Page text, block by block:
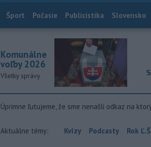
Index
Šport Počasie Publicistika Slovensko
Komunálne
voľby 2026
Všetky správy
Úprimne ľutujeme, že sme nenašli odkaz na
Aktuálne témy: Kvízy Podcasty Rok